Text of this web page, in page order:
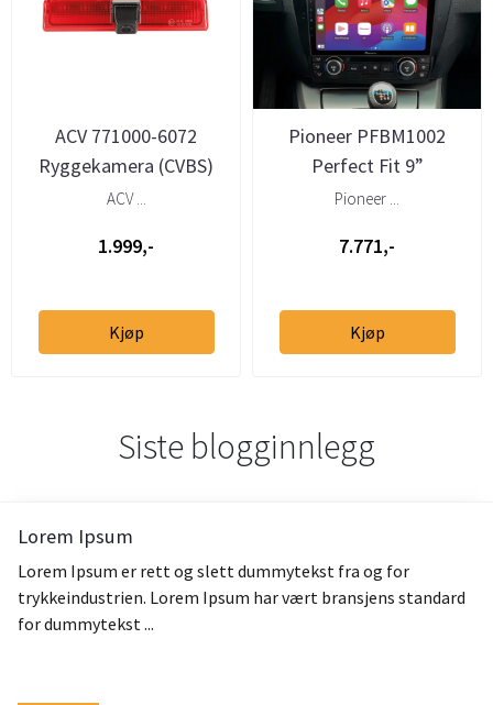
ACV 771000-6072
Ryggekamera (CVBS)
Volkswagen Caddy
ACV ...
1.999,-
Kjøp
Pioneer PFBM1002
Perfect Fit 9”
Multimedia BMW 3-serie
Pioneer ...
7.771,-
Kjøp
Siste blogginnlegg
Lorem Ipsum
Lorem Ipsum er rett og slett dummytekst fra og for
trykkeindustrien. Lorem Ipsum har vært bransjens standard
for dummytekst ...